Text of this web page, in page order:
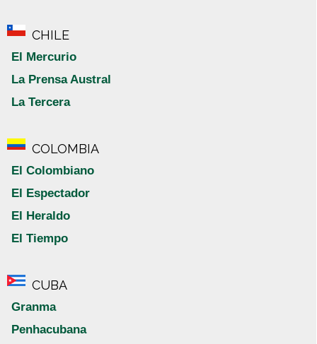
CHILE
El Mercurio
La Prensa Austral
La Tercera
COLOMBIA
El Colombiano
El Espectador
El Heraldo
El Tiempo
CUBA
Granma
Penhacubana